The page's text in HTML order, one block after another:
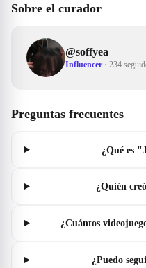
Sobre el curador
@soffyea
Influencer · 234
Preguntas frecuentes
¿Qué es
¿Quién
¿Cuántos
¿Puedo